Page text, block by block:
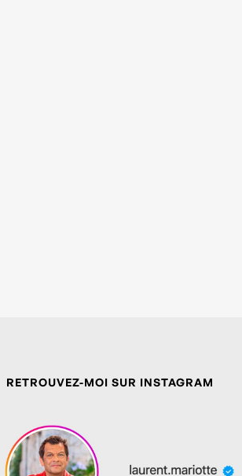
RETROUVEZ-MOI SUR INSTAGRAM